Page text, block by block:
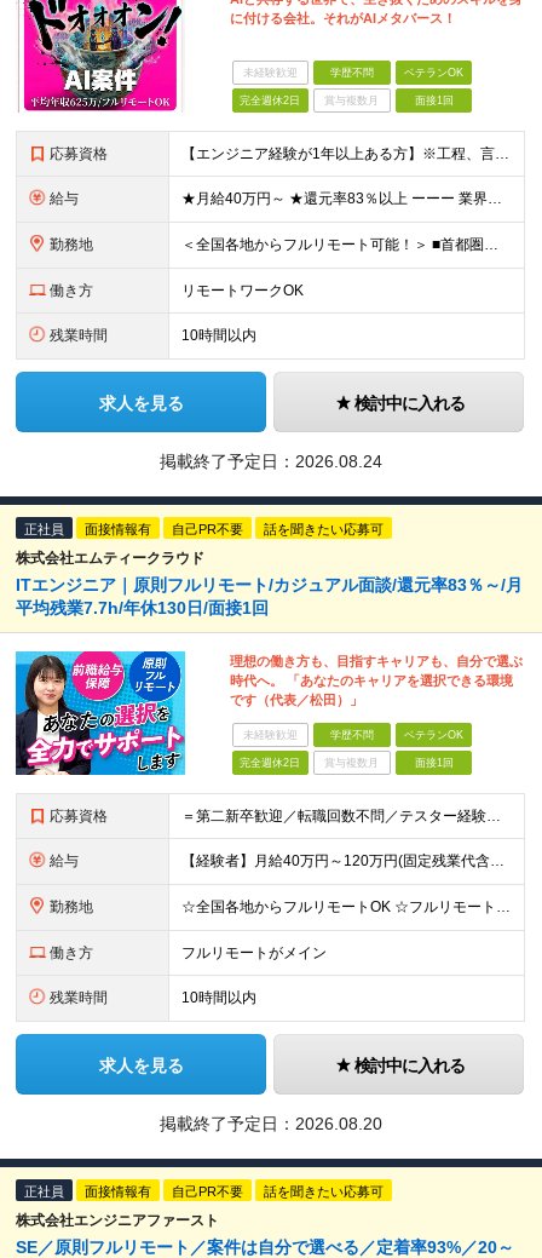
に付ける会社。それがAIメタバース！
未経験歓迎 学歴不問 ベテランOK
完全週休2日 賞与複数月 面接1回
応募資格 【エンジニア経験が1年以上ある方】※工程、言語、領域、プロジェクト規模は問いません。 【必須条件】 ■エンジニア実務経験が1年以上ある方 ※工程、言語、領域、プロジェクト規模は問いません。 ※学歴不
給与 ★月給40万円～ ★還元率83％以上 ーーー 業界最高水準の還元率を実現。 単価連動型の透明な報酬設計により、最先端技術への挑戦がそのまま収入アップにつながります。 ※上記には固定残業代（30時
勤務地 ＜全国各地からフルリモート可能！＞ ■首都圏エリア（東京・神奈川・千葉・埼玉）・大阪・名古屋・福岡を中心とした全国各地のプロジェクト先に参画いただきます。 ※ご希望をお伺いした上で決定いたします ※転
働き方 リモートワークOK
残業時間 10時間以内
求人を見る 検討中に入れる
掲載終了予定日： 2026.08.24
正社員 面接情報有 自己PR不要 話を聞きたい応募可
株式会社エムティークラウド
ITエンジニア｜原則フルリモート/カジュアル面談/還元率83％～/月
平均残業7.7h/年休130日/面接1回
理想の働き方も、目指すキャリアも、自分で選ぶ
時代へ。 「あなたのキャリアを選択できる環境
です（代表／松田）」
未経験歓迎 学歴不問 ベテランOK
完全週休2日 賞与複数月 面接1回
応募資格 ＝第二新卒歓迎／転職回数不問／テスター経験のみでもOK＝ ■学歴不問 ■ブランクOK ■エンジニアとしての実務経験1年以上 ※開発・インフラ・工程・言語は不問 ※テスター、運用保守経験のみの方も歓迎
給与 【経験者】月給40万円～120万円(固定残業代含む)+各種手当 ★前職給与の総収入額を100％保証｜還元率83％〜 ※固定残業代は、時間外労働の有無に関わらず30時間分を、月5万8000円～15万7
勤務地 ☆全国各地からフルリモートOK ☆フルリモートの社員が約8割！ ※希望をヒアリングした上で決定します 現在100名の社員のうち、約80名がフルリモートで活躍中。 一都三県、大阪、福岡、札幌、名古屋な
働き方 フルリモートがメイン
残業時間 10時間以内
求人を見る 検討中に入れる
掲載終了予定日： 2026.08.20
正社員 面接情報有 自己PR不要 話を聞きたい応募可
株式会社エンジニアファースト
SE／原則フルリモート／案件は自分で選べる／定着率93%／20～